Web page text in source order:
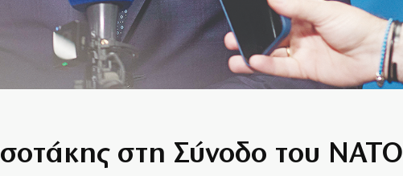
στη Σύνοδο του ΝΑΤΟ